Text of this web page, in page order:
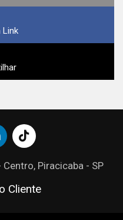
Link
Piracicaba - SP
Cliente